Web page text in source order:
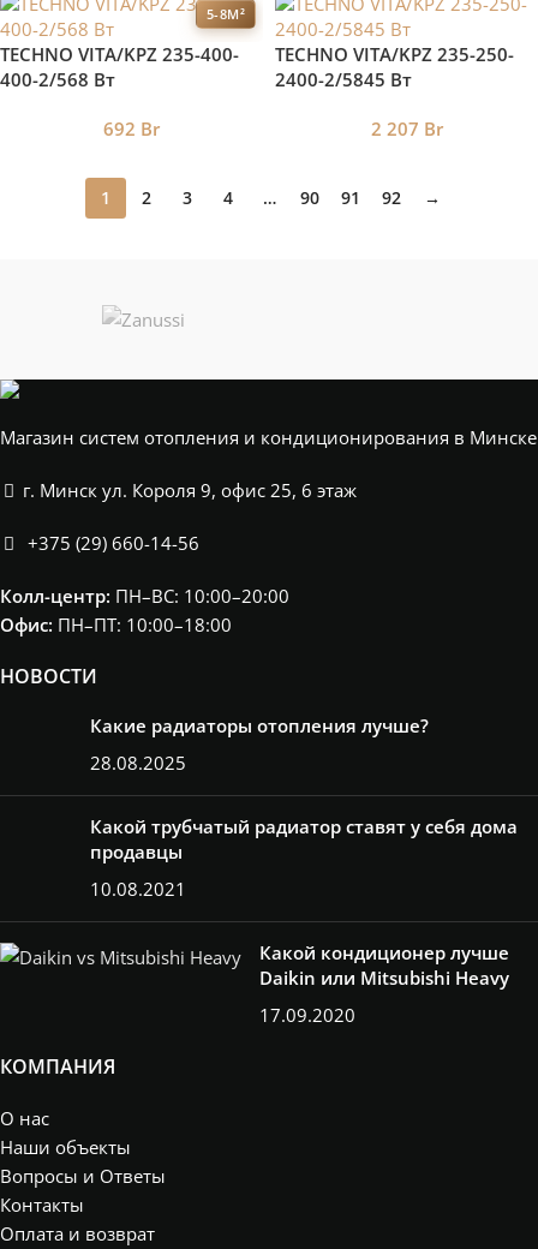
5-8М²
TECHNO VITA/KPZ 235-400-
400-2/568 Вт
692 Br
TECHNO VITA/KPZ 235-250-
2400-2/5845 Вт
2 207 Br
1 2 3 4 … 90 91 92 →
Магазин систем отопления и кондиционирования в Минске
г. Минск ул. Короля 9, офис 25, 6 этаж
+375 (29) 660-14-56
Колл-центр: ПН–ВС: 10:00–20:00​
Офис: ПН–ПТ: 10:00–18:00
НОВОСТИ
Какие радиаторы отопления лучше?
28.08.2025
Какой трубчатый радиатор ставят у себя дома
продавцы
10.08.2021
Какой кондиционер лучше
Daikin или Mitsubishi Heavy
17.09.2020
КОМПАНИЯ
О нас
Наши объекты
Вопросы и Ответы
Контакты
Оплата и возврат